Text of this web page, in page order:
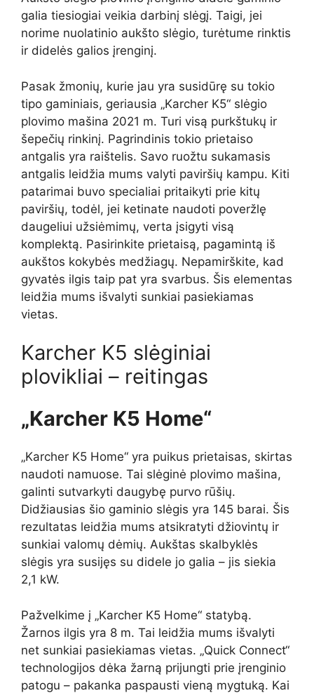
galia tiesiogiai veikia darbinį slėgį. Taigi, jei
norime nuolatinio aukšto slėgio, turėtume rinktis
ir didelės galios įrenginį.
Pasak žmonių, kurie jau yra susidūrę su tokio
tipo gaminiais, geriausia „Karcher K5“ slėgio
plovimo mašina 2021 m. Turi visą purkštukų ir
šepečių rinkinį. Pagrindinis tokio prietaiso
antgalis yra raištelis. Savo ruožtu sukamasis
antgalis leidžia mums valyti paviršių kampu. Kiti
patarimai buvo specialiai pritaikyti prie kitų
paviršių, todėl, jei ketinate naudoti poveržlę
daugeliui užsiėmimų, verta įsigyti visą
komplektą. Pasirinkite prietaisą, pagamintą iš
aukštos kokybės medžiagų. Nepamirškite, kad
gyvatės ilgis taip pat yra svarbus. Šis elementas
leidžia mums išvalyti sunkiai pasiekiamas
vietas.
Karcher K5 slėginiai
plovikliai – reitingas
„Karcher K5 Home“
„Karcher K5 Home“ yra puikus prietaisas, skirtas
naudoti namuose. Tai slėginė plovimo mašina,
galinti sutvarkyti daugybę purvo rūšių.
Didžiausias šio gaminio slėgis yra 145 barai. Šis
rezultatas leidžia mums atsikratyti džiovintų ir
sunkiai valomų dėmių. Aukštas skalbyklės
slėgis yra susijęs su didele jo galia – jis siekia
2,1 kW.
Pažvelkime į „Karcher K5 Home“ statybą.
Žarnos ilgis yra 8 m. Tai leidžia mums išvalyti
net sunkiai pasiekiamas vietas. „Quick Connect“
technologijos dėka žarną prijungti prie įrenginio
patogu – pakanka paspausti vieną mygtuką. Kai